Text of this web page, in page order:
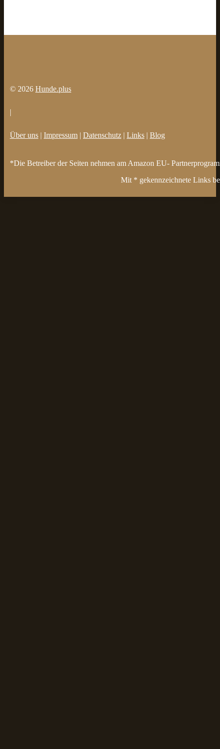
© 2026 Hunde.plus
|
Über uns | Impressum | Datenschutz | Links | Blog
*Die Betreiber der Seiten nehmen am Amazon EU-
Mit * gekennzeichnete Links